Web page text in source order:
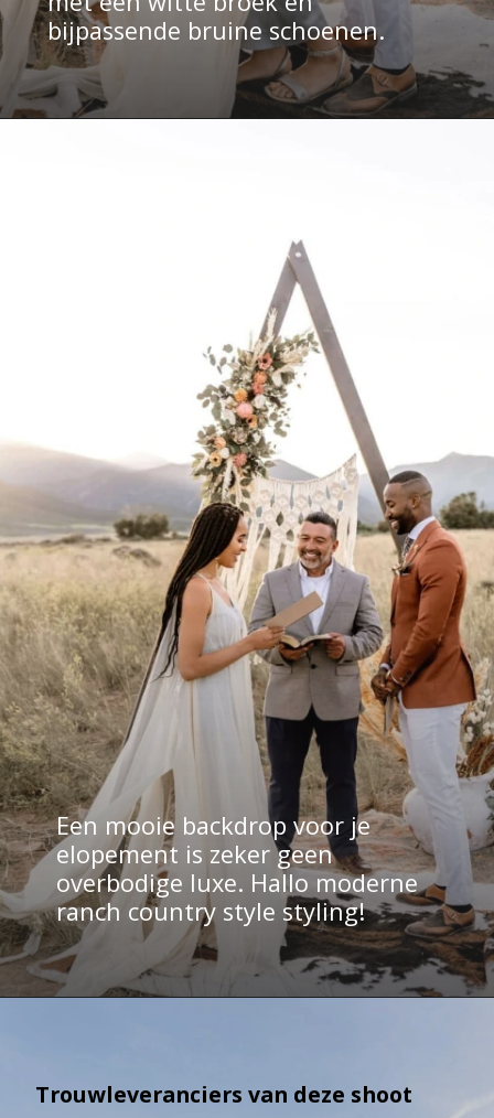
bijpassende bruine schoenen.
Een mooie backdrop voor je
elopement is zeker geen
overbodige luxe. Hallo moderne
ranch country style styling!
Trouwleveranciers van deze shoot